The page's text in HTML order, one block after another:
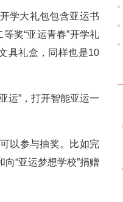
学大礼包包含亚运书
奖“亚运青春”开学礼
具礼盒，同样也是10
运”，打开智能亚运一
以参与抽奖。比如完
向“亚运梦想学校”捐赠